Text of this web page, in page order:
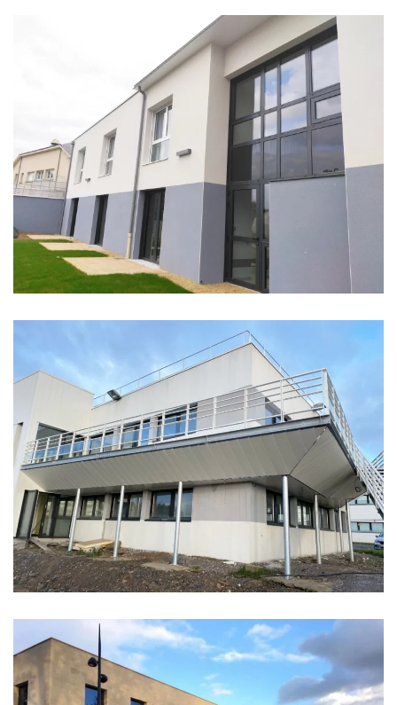
EHPAD LA ROSERAIE
LE MERMOZ